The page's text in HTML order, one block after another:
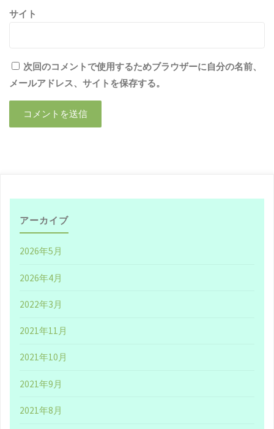
サイト
次回のコメントで使用するためブラウザーに自分の名前、
メールアドレス、サイトを保存する。
アーカイブ
2026年5月
2026年4月
2022年3月
2021年11月
2021年10月
2021年9月
2021年8月